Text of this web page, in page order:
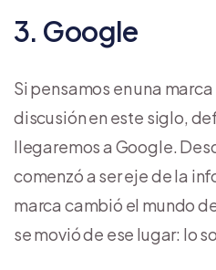
3. Google
Si pensamos en una
discusión en este siglo,
llegaremos a Google.
comenzó a ser eje de la
marca cambió el mundo
se movió de ese lugar: lo